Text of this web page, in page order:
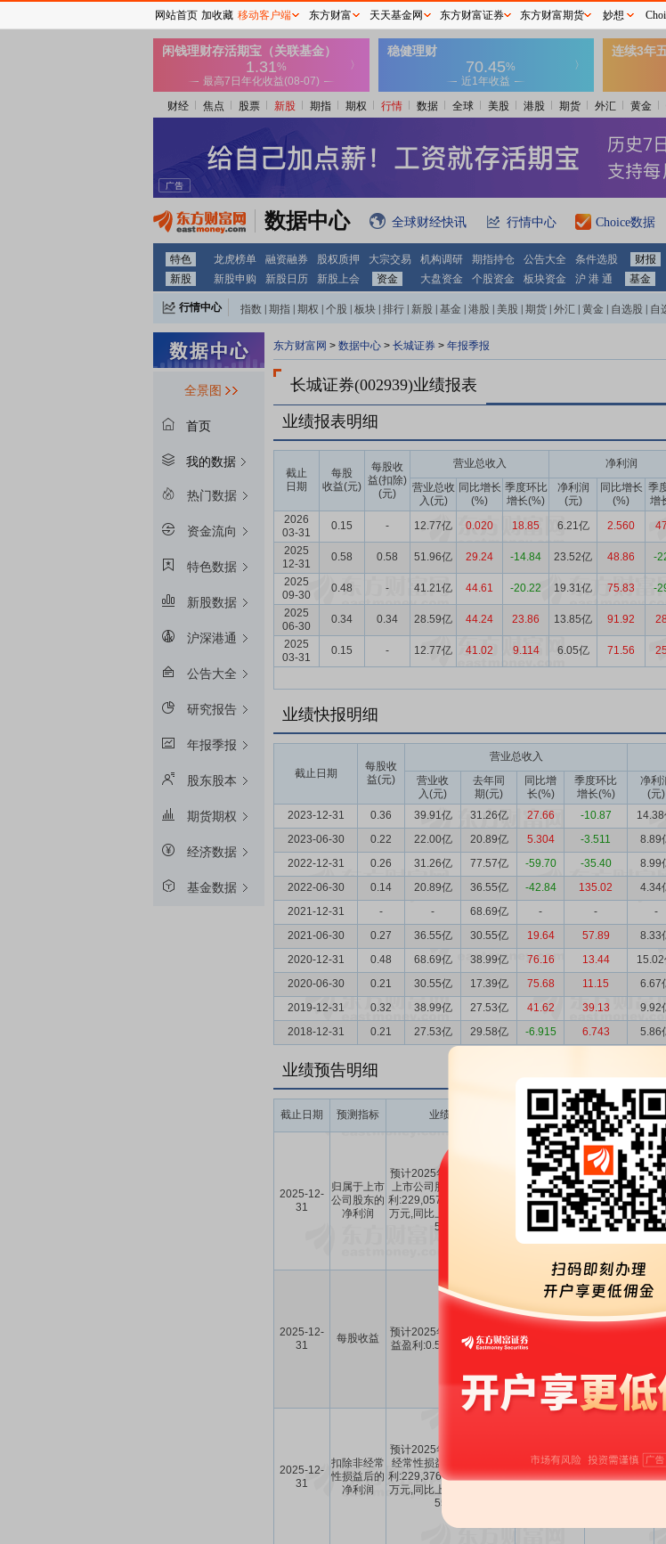
财经 焦点 股票 新股 期指 期权 行情 数据 全球 美股 港股 期货 外汇 黄金
数据中心 全球财经快讯 行情中心 Choice数据
特色 龙虎榜单 融资融券 股权质押 大宗交易 机构调研 期指持仓 公告大全 条件选股 财报
新股
新股申购 新股日历 新股上会 资金 大盘资金 个股资金 板块资金 沪 港 通 基金
行情中心 指数 期指 期权 个股 板块 排行 新股 基金 港股 美股 期货 外汇 黄金 自选股 自
全景图
首页
我的数据
热门数据
资金流向
特色数据
新股数据
沪深港通
公告大全
研究报告
年报季报
股东股本
期货期权
经济数据
基金数据
东方财富网 > 数据中心 > 长城证券 > 年报季报
长城证券(002939)业绩报表
业绩报表明细
截止
日期
每股
收益(元)
每股收
益(扣除)
(元)
营业总收入 净利润
营业总收
入(元)
同比增长
(%)
季度环比
增长(%)
净利润
(元)
同比增长
(%)
季
增
2026
03-31
0.15 - 12.77亿 0.020 18.85 6.21亿 2.560
2025
12-31
0.58 0.58 51.96亿 29.24 -14.84 23.52亿 48.86 -
2025
09-30
0.48 - 41.21亿 44.61 -20.22 19.31亿 75.83 -
2025
06-30
0.34 0.34 28.59亿 44.24 23.86 13.85亿 91.92
2025
03-31
0.15 - 12.77亿 41.02 9.114 6.05亿 71.56
业绩快报明细
截止日期
每股收
益(元)
营业总收入
营业收
入(元)
去年同
期(元)
同比增
长(%)
季度环比
增长(%)
净利
(元)
2023-12-31
0.36 39.91亿 31.26亿 27.66 -10.87
2023-06-30
0.22 22.00亿 20.89亿 5.304 -3.511 8.89
2022-12-31
0.26 31.26亿 77.57亿 -59.70 -35.40 8.99
2022-06-30
0.14 20.89亿 36.55亿 -42.84 135.02 4.34
2021-12-31
- - 68.69亿 - - -
2021-06-30
0.27 36.55亿 30.55亿 19.64 57.89 8.33
2020-12-31
0.48 68.69亿 38.99亿 76.16 13.44
2020-06-30
0.21 30.55亿 17.39亿 75.68 11.15 6.67
2019-12-31
0.32 38.99亿 27.53亿 41.62 39.13 9.92
2018-12-31
0.21 27.53亿 29.58亿 -6.915 6.743 5.86
业绩预告明细
截止日期 预测指标 业绩变动 预测数值(元) 业绩变动同比
2025-12-
31
归属于上市
公司股东的
净利润
预计2025年1-12月归属于
上市公司股东的净利润盈
利:229,057万元至244,854
万元,同比上年增长:45%至
55%。
22.91亿～
24.49亿
45%～55%
2025-12-
31
每股收益
预计2025年1-12月每股收
益盈利:0.57元至0.61元。
0.57～0.61
2025-12-
31
扣除非经常
性损益后的
净利润
预计2025年1-12月扣除非
经常性损益后的净利润盈
利:229,376万元至245,173
万元,同比上年增长:45%至
55%。
24.52亿
45%～55%
网站首页 加收藏 移动客户端 东方财富 天天基金网 东方财富证券 东方财富期货 妙想